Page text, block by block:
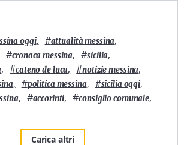
oggi, #attualità messina,
#cronaca messina, #sicilia,
, #cateno de luca, #notizie messina,
, #politica messina, #sicilia oggi,
, #accorinti, #consiglio comunale,
Carica altri